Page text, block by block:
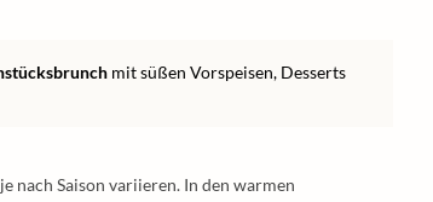
mit süßen Vorspeisen, Desserts
nach Saison variieren. In den warmen